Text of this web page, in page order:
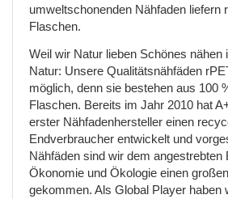
umweltschonenden Nähfaden liefern
Flaschen.
Weil wir Natur lieben Schönes nähen
Natur: Unsere Qualitätsnähfäden
möglich, denn sie bestehen aus 100
Flaschen. Bereits im Jahr 2010 hat
erster Nähfadenhersteller einen
Endverbraucher entwickelt und
Nähfäden sind wir dem angestrebten
Ökonomie und Ökologie einen
gekommen. Als Global Player haben